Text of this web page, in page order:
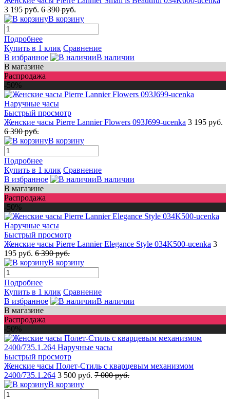
3 195 руб. 6 390 руб.
В корзину
Подробнее
Купить в 1 клик Сравнение
В избранное
В наличии
В магазине
Распродажа
-50%
Быстрый просмотр
Женские часы Pierre Lannier Flowers 093J699-ucenka 3 195 руб.
6 390 руб.
В корзину
Подробнее
Купить в 1 клик Сравнение
В избранное
В наличии
В магазине
Распродажа
-50%
Быстрый просмотр
Женские часы Pierre Lannier Elegance Style 034K500-ucenka 3
195 руб. 6 390 руб.
В корзину
Подробнее
Купить в 1 клик Сравнение
В избранное
В наличии
В магазине
Распродажа
-50%
Быстрый просмотр
Женские часы Полет-Стиль с кварцевым механизмом
2400/735.1.264 3 500 руб. 7 000 руб.
В корзину